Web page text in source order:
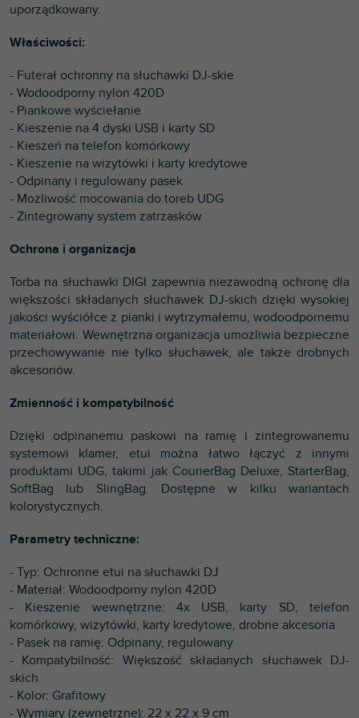
uporządkowany.
Właściwości:
- Futerał ochronny na słuchawki DJ-skie
- Wodoodporny nylon 420D
- Piankowe wyściełanie
- Kieszenie na 4 dyski USB i karty SD
- Kieszeń na telefon komórkowy
- Kieszenie na wizytówki i karty kredytowe
- Odpinany i regulowany pasek
- Możliwość mocowania do toreb UDG
- Zintegrowany system zatrzasków
Ochrona i organizacja
Torba na słuchawki DIGI zapewnia niezawodną ochronę dla
większości składanych słuchawek DJ-skich dzięki wysokiej
jakości wyściółce z pianki i wytrzymałemu, wodoodpornemu
materiałowi. Wewnętrzna organizacja umożliwia bezpieczne
przechowywanie nie tylko słuchawek, ale także drobnych
akcesoriów.
Zmienność i kompatybilność
Dzięki odpinanemu paskowi na ramię i zintegrowanemu
systemowi klamer, etui można łatwo łączyć z innymi
produktami UDG, takimi jak CourierBag Deluxe, StarterBag,
SoftBag lub SlingBag. Dostępne w kilku wariantach
kolorystycznych.
Parametry techniczne:
- Typ: Ochronne etui na słuchawki DJ
- Materiał: Wodoodporny nylon 420D
- Kieszenie wewnętrzne: 4x USB, karty SD, telefon
komórkowy, wizytówki, karty kredytowe, drobne akcesoria
- Pasek na ramię: Odpinany, regulowany
- Kompatybilność: Większość składanych słuchawek DJ-
skich
- Kolor: Grafitowy
- Wymiary (zewnętrzne): 22 x 22 x 9 cm